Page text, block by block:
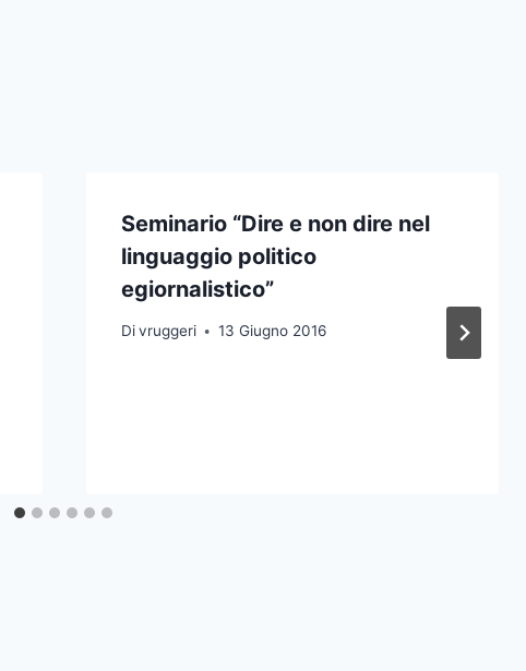
Seminario “Dire e non dire nel
linguaggio politico
egiornalistico”
Di vruggeri 13 Giugno 2016